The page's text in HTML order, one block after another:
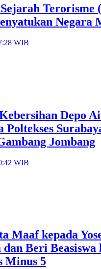
Terorisme
Negara
WIB
Depo
Poltekses
Jombang
WIB
Maaf kepada
Beri Beasiswa
Minus 5